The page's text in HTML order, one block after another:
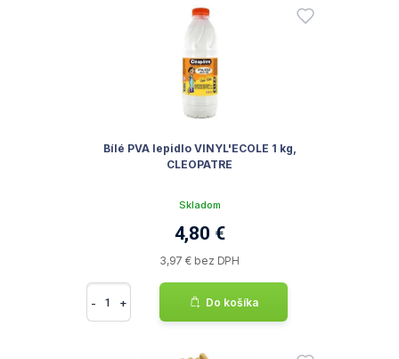
Bílé PVA lepidlo VINYL'ECOLE 1 kg,
CLEOPATRE
Skladom
4,80 €
3,97 € bez DPH
- + Do košíka